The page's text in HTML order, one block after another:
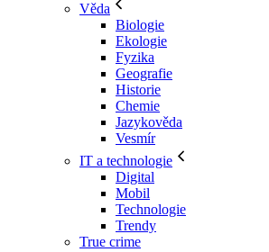
Věda
Biologie
Ekologie
Fyzika
Geografie
Historie
Chemie
Jazykověda
Vesmír
IT a technologie
Digital
Mobil
Technologie
Trendy
True crime